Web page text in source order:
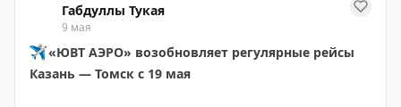
высотой 7 метров — служит доминантой композиции,
которую венчает Орден Отечественной войны.
⭐На правой части 13-метрового «крыла»
видеопроекции на внешних стенах павильона, а
музыка транслируется через окна.
Подробнее о том, какие перфомансы стали самыми
Габдуллы Тукая
9 мая
✈️«ЮВТ АЭРО» возобновляет регулярные рейсы
Казань — Томск с 19 мая